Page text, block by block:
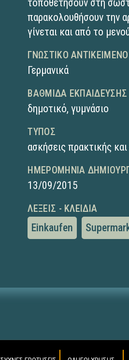
τοποθετήσουν στη
παρακολουθήσουν την
γίνεται και από το
ΓΝΩΣΤΙΚΌ ΑΝΤΙΚΕΊΜΕΝΟ
Γερμανικά
ΒΑΘΜΊΔΑ ΕΚΠΑΊΔΕΥΣΗΣ
δημοτικό,γυμνάσιο
ΤΎΠΟΣ
ασκήσεις πρακτικής
ΗΜΕΡΟΜΗΝΊΑ
13/09/2015
ΛΈΞΕΙΣ - ΚΛΕΙΔΙΆ
Einkaufen